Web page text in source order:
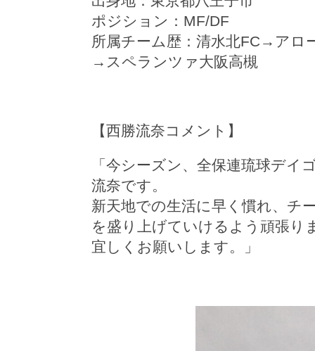
ポジション：MF/DF
所属チーム歴：清水北FC→アロ
→スペランツァ大阪高槻
【西勝流奈コメント】
「今シーズン、全保連琉球デ
流奈です。
新天地での生活に早く慣れ、チ
を盛り上げていけるよう頑張り
宜しくお願いします。」